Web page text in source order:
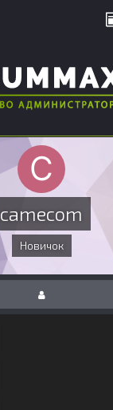
camecom
Новичок